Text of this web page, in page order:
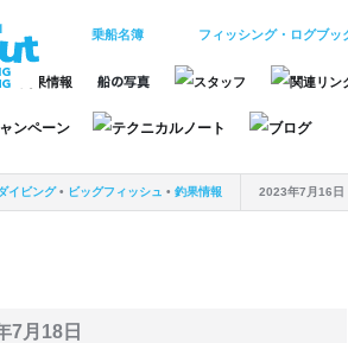
乗船名簿 フィッシング・ログブッ
イビング• ビッグフィッシュ • 釣果情報 2023年7月16日
7月18日